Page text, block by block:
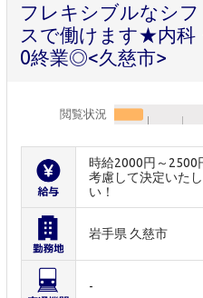
フレキシブルなシ
スで働けます★内科
0終業◎<久慈市>
閲覧状況
時給2000円～2500
考慮して決定いた
い！
岩手県 久慈市
-